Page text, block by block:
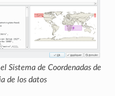
Sistema de Coordenadas de
de los datos